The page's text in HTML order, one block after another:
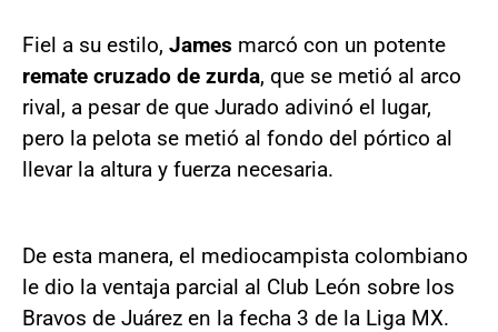
Fiel a su estilo, James marcó con un potente
remate cruzado de zurda, que se metió al arco
rival, a pesar de que Jurado adivinó el lugar,
pero la pelota se metió al fondo del pórtico al
llevar la altura y fuerza necesaria.
De esta manera, el mediocampista colombiano
le dio la ventaja parcial al Club León sobre los
Bravos de Juárez en la fecha 3 de la Liga MX.